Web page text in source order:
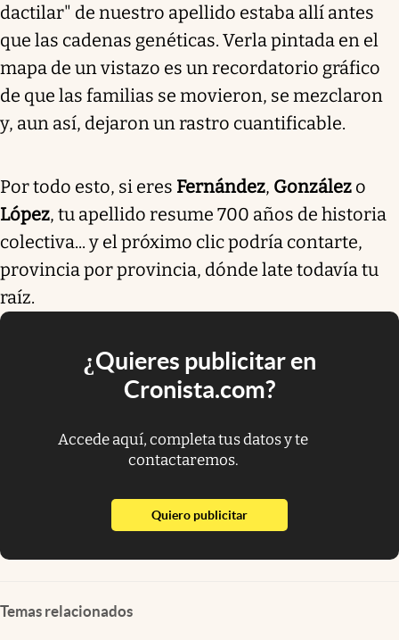
dactilar" de nuestro apellido estaba allí antes
que las cadenas genéticas. Verla pintada en el
mapa de un vistazo es un recordatorio gráfico
de que las familias se movieron, se mezclaron
y, aun así, dejaron un rastro cuantificable.
Por todo esto, si eres Fernández, González o
López, tu apellido resume 700 años de historia
colectiva... y el próximo clic podría contarte,
provincia por provincia, dónde late todavía tu
raíz.
¿Quieres publicitar en
Cronista.com?
Accede aquí, completa tus datos y te
contactaremos.
Quiero publicitarabre en nueva pestaña
Temas relacionados